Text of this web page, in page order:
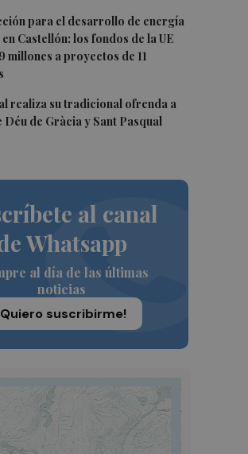
para el desarrollo de energía
Castellón: los fondos de la UE
millones a proyectos de 11
realiza su tradicional ofrenda a
Déu de Gràcia y Sant Pasqual
al canal
Whatsapp
al día de las últimas
noticias
suscribirme!